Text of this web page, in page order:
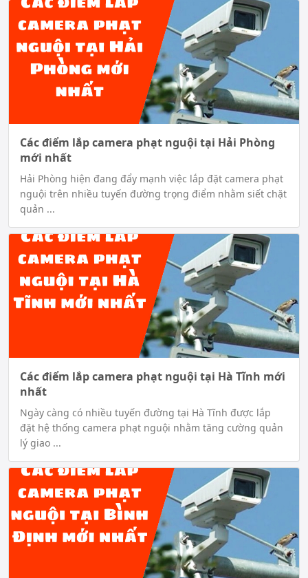
Các điểm lắp camera phạt nguội tại Hải Phòng
mới nhất
Hải Phòng hiện đang đẩy mạnh việc lắp đặt camera phạt
nguội trên nhiều tuyến đường trọng điểm nhằm siết chặt
quản ...
Các điểm lắp camera phạt nguội tại Hà Tĩnh mới
nhất
Ngày càng có nhiều tuyến đường tại Hà Tĩnh được lắp
đặt hệ thống camera phạt nguội nhằm tăng cường quản
lý giao ...